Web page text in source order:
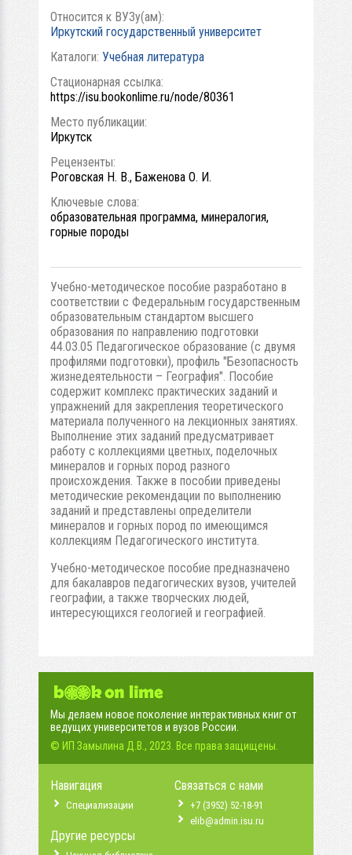
Относится к ВУЗу(ам):
Иркутский государственный университет
Каталоги: Учебная литература
Стационарная ссылка:
https://isu.bookonlime.ru/node/80361
Место публикации:
Иркутск
Рецензенты:
Роговская Н. В., Баженова О. И.
Ключевые слова:
образовательная программа, минералогия,
горные породы
Учебно-методическое пособие разработано в
соответствии с Федеральным государственным
образовательным стандартом высшего
образования по направлению подготовки
44.03.05 Педагогическое образование (с двумя
профилями подготовки), профиль "Безопасность
жизнедеятельности – География". Пособие
содержит комплекс практических заданий и
упражнений для закрепления теоретического
материала полученного на лекционных занятиях.
Выполнение этих заданий предусматривает
работу с коллекциями цветных, поделочных
минералов и горных пород разного
происхождения. Также в пособии приведены
методические рекомендации по выполнению
заданий и представлены определители
минералов и горных пород по имеющимся
коллекциям Педагогического института.
Учебно-методическое пособие предназначено
для бакалавров педагогических вузов, учителей
географии, а также творческих людей,
интересующихся геологией и географией.
Мы делаем новое поколение интерактивных книг от
ведущих университетов и вузов России.
© ИП Замылина Д.В., 2023. Все права защищены.
Навигация
Специализации
Другие ресурсы
Связаться с нами
+7 (3952) 52-18-91
elib@admin.isu.ru